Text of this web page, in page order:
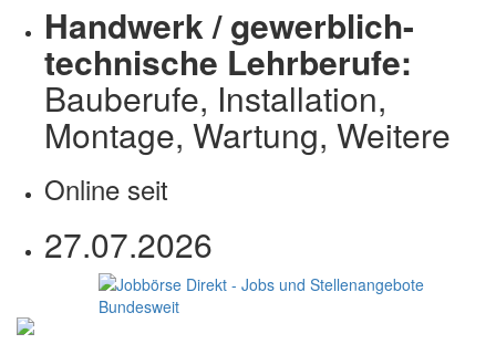
Handwerk / gewerblich-
technische Lehrberufe:
Bauberufe, Installation,
Montage, Wartung, Weitere
Online seit
27.07.2026